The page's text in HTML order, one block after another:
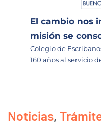
El cambio nos
misión se
Colegio de
160 años al servicio
Noticias,